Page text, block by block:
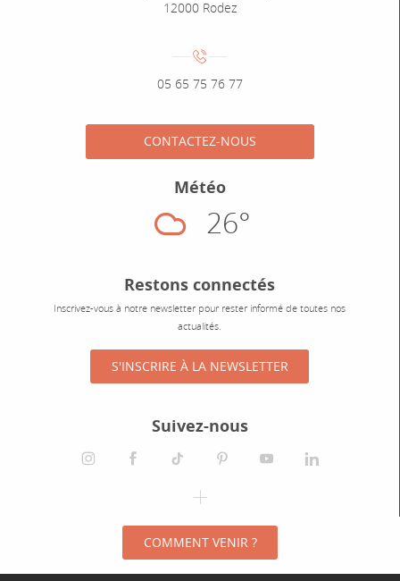
12000 Rodez
Numéro de téléphone :
05 65 75 76 77
CONTACTEZ-NOUS
Météo
Nuageux
26°
Restons connectés
Inscrivez-vous à notre newsletter pour rester informé de toutes nos
actualités.
S'INSCRIRE À LA NEWSLETTER
Suivez-nous
instagramfacebooktiktok pinterestyoutube
COMMENT VENIR ?